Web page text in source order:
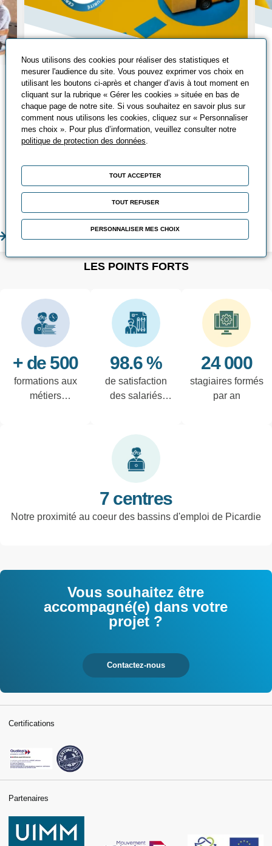
En savoir plus
Tout savoir sur le
CACES®
Qu’est-ce que le CACES® ? Découvrez
les différents CACES®, leurs avantages
Chez Promeo, vous pouvez suivre
différentes formations CACES® adaptées
à vos besoins !
LES POINTS FORTS
+ de 500
formations aux
métiers
98.6 %
de satisfaction
des salariés
24 000
stagiaires formés
par an
7 centres
Notre proximité au coeur des bassins d'emploi de Picardie
Vous souhaitez être
accompagné(e) dans votre
projet ?
Contactez-nous
Certifications
Partenaires
Nous utilisons des cookies pour réaliser des statistiques et
mesurer l'audience du site. Vous pouvez exprimer vos choix en
utilisant les boutons ci-après et changer d’avis à tout moment en
cliquant sur la rubrique « Gérer les cookies » située en bas de
chaque page de notre site. Si vous souhaitez en savoir plus sur
comment nous utilisons les cookies, cliquez sur « Personnaliser
mes choix ». Pour plus d’information, veuillez consulter notre
politique de protection des données
TOUT ACCEPTER
TOUT REFUSER
PERSONNALISER MES CHOIX